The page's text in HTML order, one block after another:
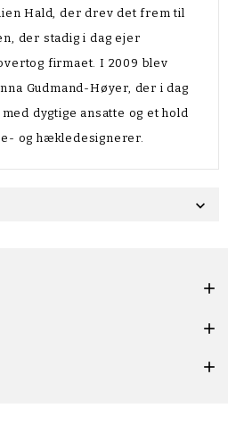
Hald, der drev det frem til
der stadig i dag ejer
firmaet. I 2009 blev
Gudmand-Høyer, der i dag
dygtige ansatte og et hold
og hækledesignerer.



